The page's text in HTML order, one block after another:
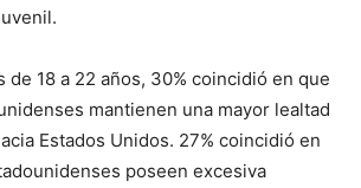
de 18 a 22 años, 30% coincidió en que
mantienen una mayor lealtad
Estados Unidos. 27% coincidió en
poseen excesiva